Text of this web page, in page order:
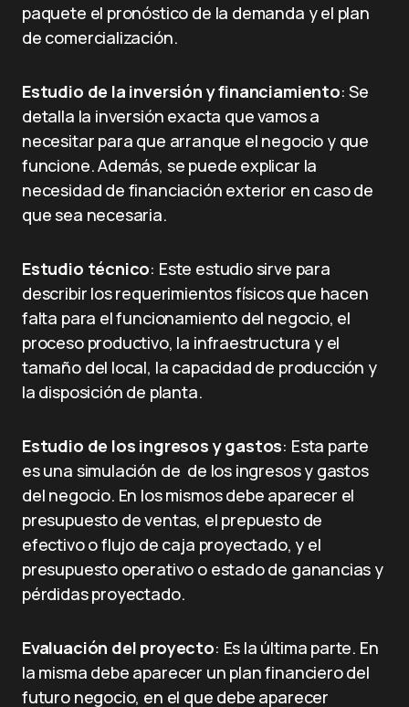
paquete el pronóstico de la demanda y el plan
de comercialización.
Estudio de la inversión y financiamiento: Se
detalla la inversión exacta que vamos a
necesitar para que arranque el negocio y que
funcione. Además, se puede explicar la
necesidad de financiación exterior en caso de
que sea necesaria.
Estudio técnico: Este estudio sirve para
describir los requerimientos físicos que hacen
falta para el funcionamiento del negocio, el
proceso productivo, la infraestructura y el
tamaño del local, la capacidad de producción y
la disposición de planta.
Estudio de los ingresos y gastos: Esta parte
es una simulación de de los ingresos y gastos
del negocio. En los mismos debe aparecer el
presupuesto de ventas, el prepuesto de
efectivo o flujo de caja proyectado, y el
presupuesto operativo o estado de ganancias y
pérdidas proyectado.
Evaluación del proyecto: Es la última parte. En
la misma debe aparecer un plan financiero del
futuro negocio, en el que debe aparecer